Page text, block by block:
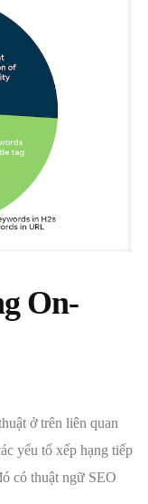
On-
ở trên liên quan
yếu tố xếp hạng tiếp
có thuật ngữ SEO